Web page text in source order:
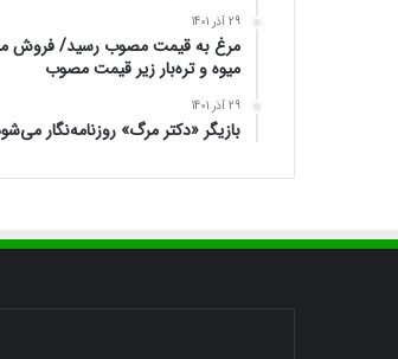
29 آذر 1401
مرغ به قیمت مصوب رسید/ فروش
میوه و تره‌بار زیر قیمت مصوب
29 آذر 1401
بازیگر «دکتر مرگ» روزنامه‌نگار